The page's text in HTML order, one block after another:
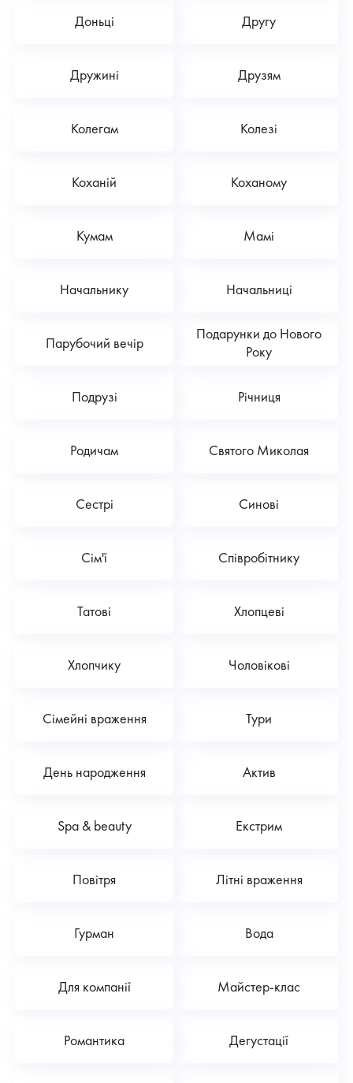
Доньці Другу
Дружині Друзям
Колегам Колезі
Коханій Коханому
Кумам Мамі
Начальнику Начальниці
Парубочий вечір
Подарунки до Нового
Року
Подрузі Річниця
Родичам Святого Миколая
Сестрі Синові
Сім'ї Співробітнику
Татові Хлопцеві
Хлопчику Чоловікові
Сімейні враження Тури
День народження Актив
Spa & beauty Екстрим
Повітря Літні враження
Гурман Вода
Для компанії Майстер-клас
Романтика Дегустації